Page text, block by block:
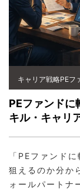
キャリア戦略PEフ
PEファンドに
キル・キャリ
「PEファンド
狙えるのか分か
ォールパートナ